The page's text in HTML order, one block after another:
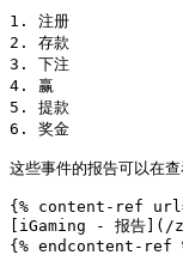
1. 注册
2. 存款
3. 下注
4. 赢
5. 提款
6. 奖金
这些事件的报告可以在
{% content-ref
[iGaming - 报告](/